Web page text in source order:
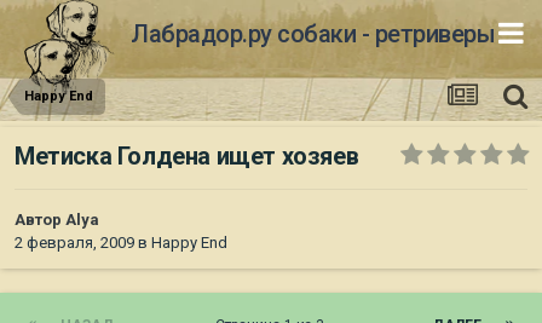
Лабрадор.ру собаки - ретриверы
Happy End
Метиска Голдена ищет хозяев
Автор Alya
2 февраля, 2009 в Happy End